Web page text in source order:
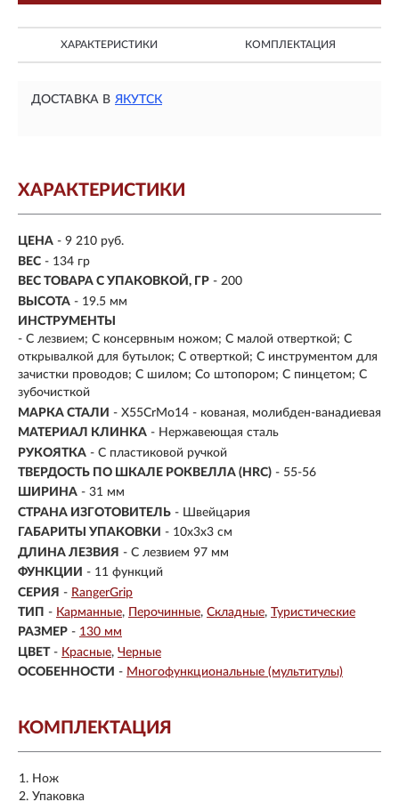
ХАРАКТЕРИСТИКИ КОМПЛЕКТАЦИЯ
ДОСТАВКА В ЯКУТСК
ХАРАКТЕРИСТИКИ
ЦЕНА - 9 210 руб.
ВЕС - 134 гр
ВЕС ТОВАРА С УПАКОВКОЙ, ГР - 200
ВЫСОТА - 19.5 мм
ИНСТРУМЕНТЫ
- С лезвием; С консервным ножом; С малой отверткой; С
открывалкой для бутылок; С отверткой; С инструментом для
зачистки проводов; С шилом; Со штопором; С пинцетом; С
зубочисткой
МАРКА СТАЛИ - X55CrMo14 - кованая, молибден-ванадиевая
МАТЕРИАЛ КЛИНКА - Нержавеющая сталь
РУКОЯТКА - С пластиковой ручкой
ТВЕРДОСТЬ ПО ШКАЛЕ РОКВЕЛЛА (HRC) - 55-56
ШИРИНА - 31 мм
СТРАНА ИЗГОТОВИТЕЛЬ - Швейцария
ГАБАРИТЫ УПАКОВКИ - 10x3x3 см
ДЛИНА ЛЕЗВИЯ - С лезвием 97 мм
ФУНКЦИИ - 11 функций
СЕРИЯ - RangerGrip
ТИП - Карманные Перочинные Складные Туристические
РАЗМЕР - 130 мм
ЦВЕТ - Красные Черные
ОСОБЕННОСТИ - Многофункциональные (мультитулы)
КОМПЛЕКТАЦИЯ
Нож
Упаковка